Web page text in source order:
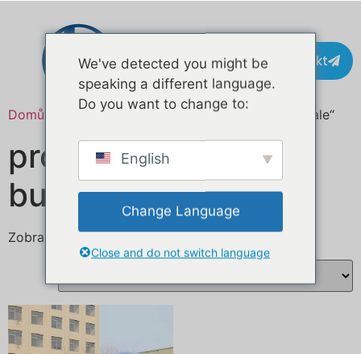
Kontakt
Domů / Produkty se štítkem „burger food trailer sale“
prodej přívěsu na
burger jídlo
Zobrazen jediný výsledek
We've detected you might be
speaking a different language.
Do you want to change to:
English
Change Language
Close and do not switch language